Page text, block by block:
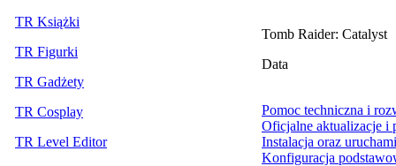
TR Książki
TR Figurki
TR Gadżety
TR Cosplay
TR Level Editor
Tomb Raider: Catalyst
Data
Pomoc techniczna i
Oficjalne aktualizacje i
Instalacja oraz
Konfiguracja